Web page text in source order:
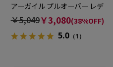
アーガイル プルオーバー レデ
ィース
￥5,049￥3,080(38%OFF)
5.0（1）